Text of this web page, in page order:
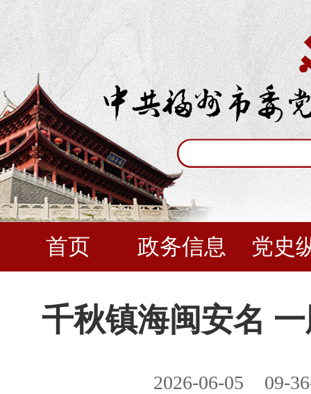
首页 政务信息 党史
千秋镇海闽安名
2026-06-05 09-